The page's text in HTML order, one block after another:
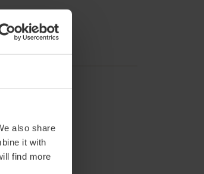
also share
it with
find more